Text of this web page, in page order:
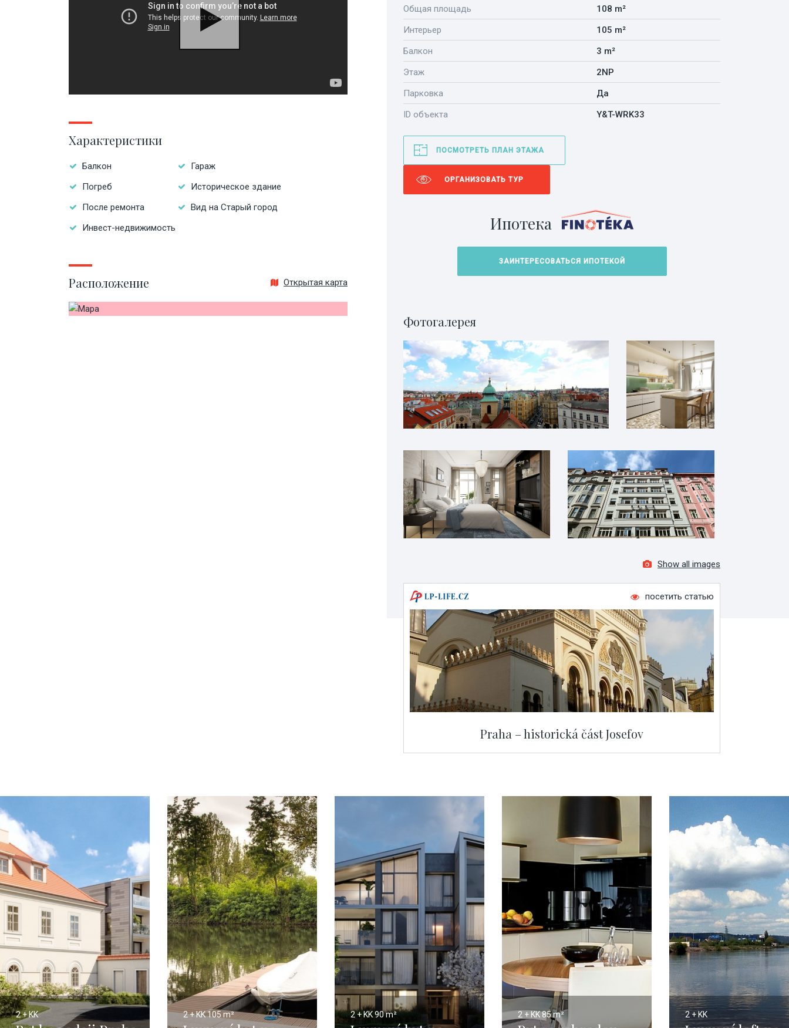
Общая площадь
108 m²
Интерьер
105 m²
Балкон
3 m²
Этаж
2NP
Парковка
Да
ID объекта
Y&T-WRK33
ПОСМОТРЕТЬ ПЛАН ЭТАЖА
ОРГАНИЗОВАТЬ ТУР
Ипотека
ЗАИНТЕРЕСОВАТЬСЯ ИПОТЕКОЙ
Фотогалерея
Show all images
посетить статью
Praha – historická část Josefov
Характеристики
Балкон
Гараж
Погреб
Историческое здание
После ремонта
Вид на Старый город
Инвест-недвижимость
Расположение Открытая карта
2 + KK 2 + KK105 m² 2 + KK90 m² 2 + KK85 m² 2 + KK